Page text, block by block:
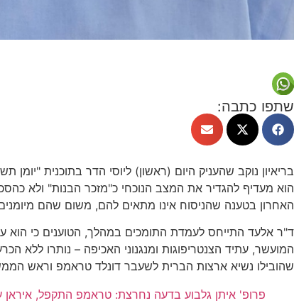
שתפו כתבה:
בריאיון נוקב שהעניק היום (ראשון) ליוסי הדר בתוכנית
הוא מעדיף להגדיר את המצב הנוכחי כ"מזכר הבנות" ולא
האחרון בטענה שהניסוח אינו מתאים להם, משום שהם
ד"ר אלעד התייחס לעמדת התומכים במהלך, הטוענים כי הוא
שהובילו נשיא ארצות הברית לשעבר דונלד טראמפ וראש
פרופ' איתן גלבוע בדעה נחרצת: טראמפ התקפל, איראן